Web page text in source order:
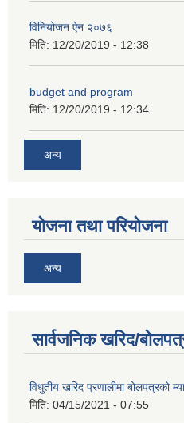
विनियोजन ऐन २०७६
मिति: 12/20/2019 - 12:38
budget and program
मिति: 12/20/2019 - 12:34
अन्य
योजना तथा परियोजना
अन्य
सार्वजनिक खरिद/
विधुतीय खरिद प्रणालीमा बोलपत्रको
मिति: 04/15/2021 - 07:55